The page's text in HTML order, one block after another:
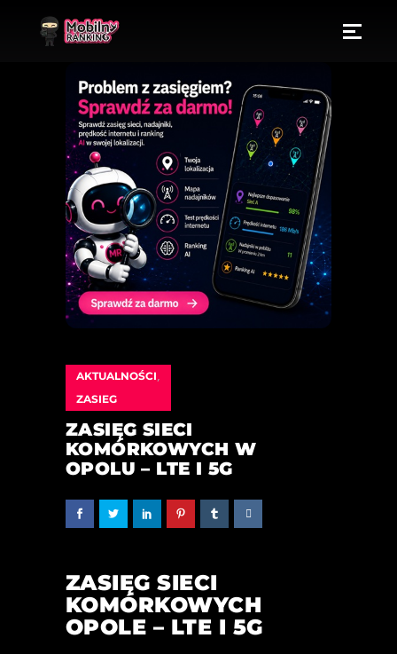
AKTUALNOŚCI
ZASIEG
ZASIĘG SIECI
KOMÓRKOWYCH W
OPOLU – LTE I 5G
ZASIĘG SIECI
KOMÓRKOWYCH
OPOLE – LTE I 5G